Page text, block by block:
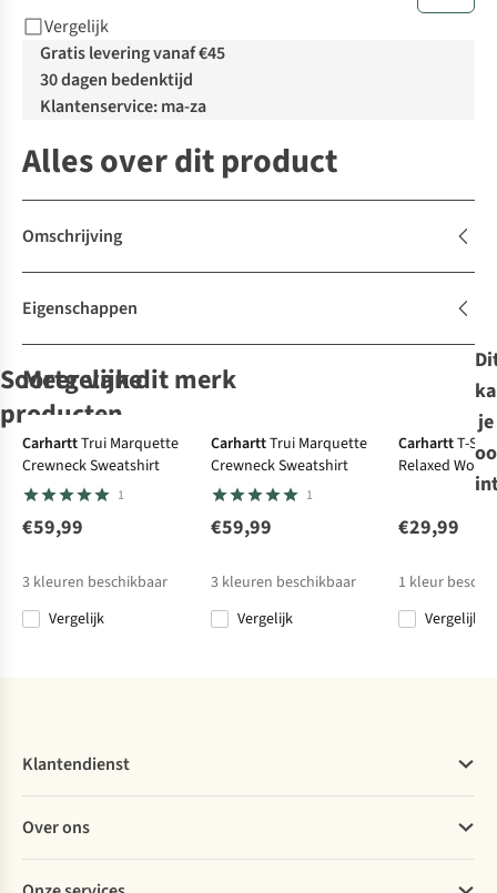
Vergelijk
Gratis levering vanaf €45
30 dagen bedenktijd
Klantenservice: ma-za
Alles over dit product
Omschrijving
Eigenschappen
Soortgelijke
producten
Carhartt
Jas
Washed Duck
Bartlett Jacket
-30%
Ultralight
Haglöfs
Jas
L.I.M Mimic
Barrier Hood M
€139,30
Carhartt
Jas
Washed Duck
Bartlett Jacket
Carhartt
Jas
Iconic J01 Duck
Detroit Jacket
Meer van dit merk
CarharttTrui Marquette
Crewneck Sweatshirt
1
€59,99
3 kleuren beschikbaar
Vergelijk
CarharttTrui Marquette
Crewneck Sweatshirt
1
€59,99
3 kleuren beschikbaar
Vergelijk
CarharttT-
Relaxed Work
€29,99
1 kleur
Vergelijk
je
Klantendienst
Bestellen
Betalen
Over ons